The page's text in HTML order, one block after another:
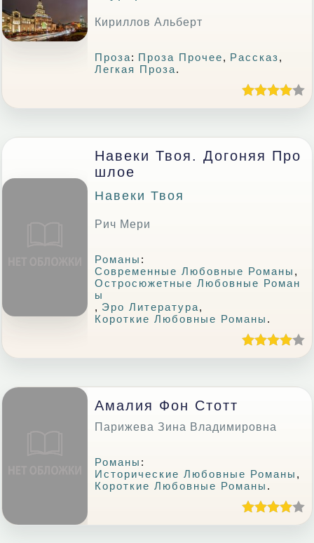
Кириллов Альберт
Проза: Проза Прочее, Рассказ,
Легкая Проза.
Навеки Твоя. Догоняя Про
Шлое
Навеки Твоя
Рич Мери
Романы :
Современные Любовные Романы ,
Остросюжетные Любовные Роман
Ы
, Эро Литература,
Короткие Любовные Романы .
Амалия Фон Стотт
Парижева Зина Владимировна
Романы :
Исторические Любовные Романы ,
Короткие Любовные Романы .